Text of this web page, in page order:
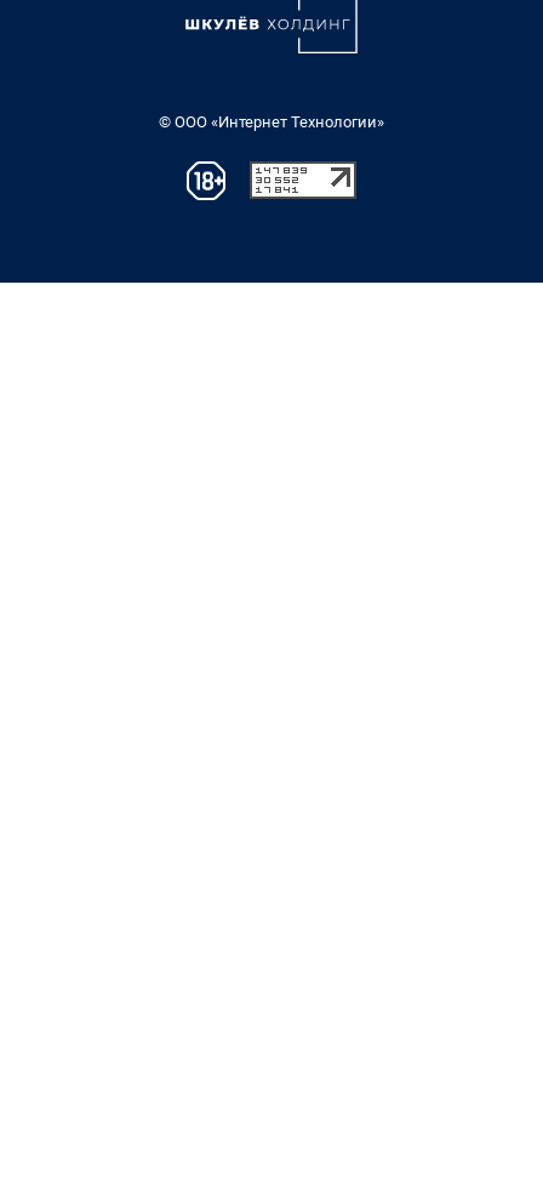
© ООО «Интернет Технологии»